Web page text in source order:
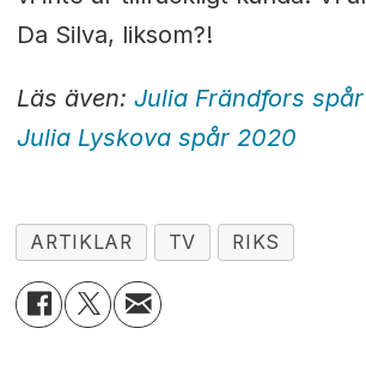
Da Silva, liksom?!
Läs även: Julia Frändfors
Julia Lyskova spår 2020
ARTIKLAR TV RIKS